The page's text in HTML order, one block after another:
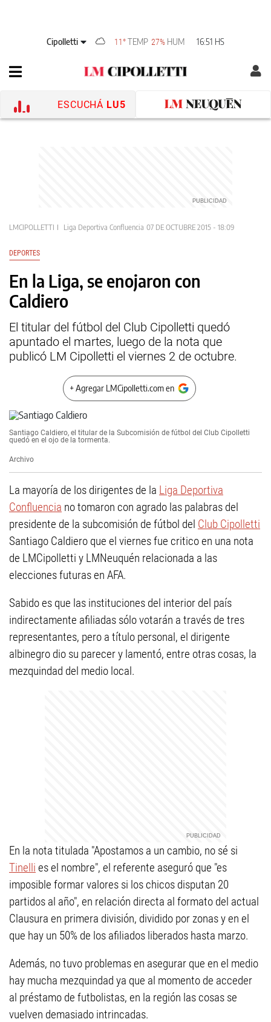
Cipolletti 11°TEMP 27% HUM 16:51 HS
ESCUCHÁ LU5
LMCIPOLLETTI Liga Deportiva Confluencia 07 DE OCTUBRE 2015 - 18:09
DEPORTES
En la Liga, se enojaron con
Caldiero
El titular del fútbol del Club Cipolletti quedó
apuntado el martes, luego de la nota que
publicó LM Cipolletti el viernes 2 de octubre.
+ Agregar LMCipolletti.com en
Santiago Caldiero, el titular de la Subcomisión de fútbol del Club Cipolletti
quedó en el ojo de la tormenta.
Archivo
La mayoría de los dirigentes de la Liga Deportiva
Confluencia no tomaron con agrado las palabras del
presidente de la subcomisión de fútbol del Club Cipolletti
Santiago Caldiero que el viernes fue critico en una nota
de LMCipolletti y LMNeuquén relacionada a las
elecciones futuras en AFA.
Sabido es que las instituciones del interior del país
indirectamente afiliadas sólo votarán a través de tres
representantes, pero a título personal, el dirigente
albinegro dio su parecer y lamentó, entre otras cosas, la
mezquindad del medio local.
En la nota titulada "Apostamos a un cambio, no sé si
Tinelli es el nombre", el referente aseguró que "es
imposible formar valores si los chicos disputan 20
partidos al año", en relación directa al formato del actual
Clausura en primera división, dividido por zonas y en el
que hay un 50% de los afiliados liberados hasta marzo.
Además, no tuvo problemas en asegurar que en el medio
hay mucha mezquindad ya que al momento de acceder
al préstamo de futbolistas, en la región las cosas se
vuelven demasiado intrincadas.